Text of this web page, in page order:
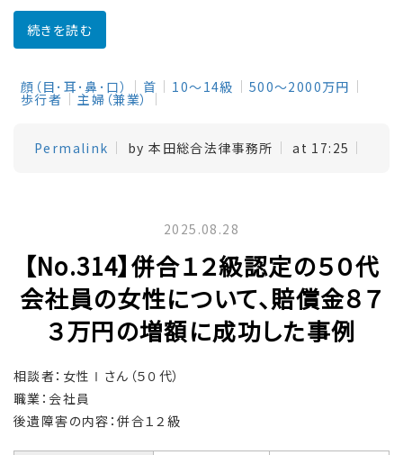
続きを読む
顔（目･耳･鼻･口） 首 10～14級 500～2000万円
歩行者 主婦（兼業）
Permalink by 本田総合法律事務所 at 17:25
2025.08.28
【No.314】併合１２級認定の５０代
会社員の女性について、賠償金８７
３万円の増額に成功した事例
相談者：女性Ⅰさん（５０代）
職業：会社員
後遺障害の内容：併合１２級